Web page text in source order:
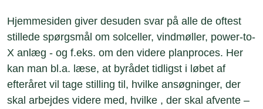
Hjemmesiden giver desuden svar på alle de oftest
stillede spørgsmål om solceller, vindmøller, power-to-
X anlæg - og f.eks. om den videre planproces. Her
kan man bl.a. læse, at byrådet tidligst i løbet af
efteråret vil tage stilling til, hvilke ansøgninger, der
skal arbejdes videre med, hvilke , der skal afvente –